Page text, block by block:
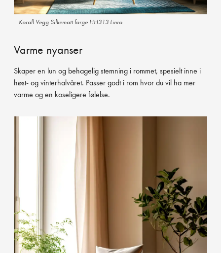
Korall Vegg Silkematt farge HH313 Linro
Varme nyanser
Skaper en lun og behagelig stemning i rommet, spesielt inne i
høst- og vinterhalvåret. Passer godt i rom hvor du vil ha mer
varme og en koseligere følelse.